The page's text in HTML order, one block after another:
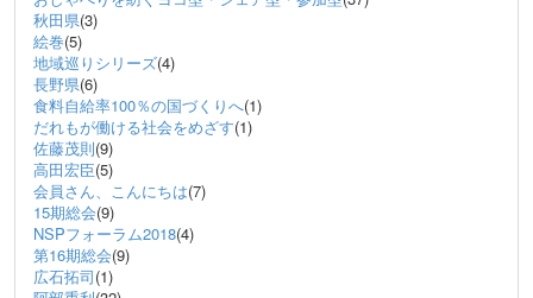
秋田県(3)
絵巻(5)
地域巡りシリーズ(4)
長野県(6)
食料自給率100％の国づくりへ(1)
だれもが働ける社会をめざす(1)
佐藤茂則(9)
高田宏臣(5)
会員さん、こんにちは(7)
15期総会(9)
NSPフォーラム2018(4)
第16期総会(9)
広石拓司(1)